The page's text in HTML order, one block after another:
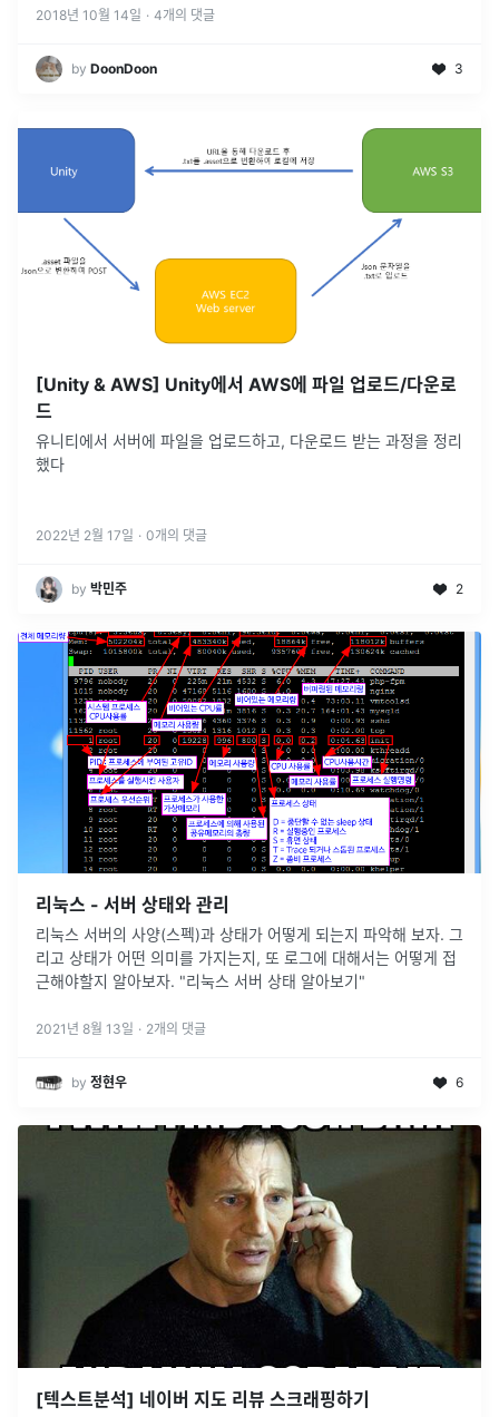
2018년 10월 14일 · 4개의 댓글
by DoonDoon 3
[Unity & AWS] Unity에서 AWS에 파일 업로드/다운로
드
유니티에서 서버에 파일을 업로드하고, 다운로드 받는 과정을 정리
했다
2022년 2월 17일 · 0개의 댓글
by 박민주 2
리눅스 - 서버 상태와 관리
리눅스 서버의 사양(스펙)과 상태가 어떻게 되는지 파악해 보자. 그
리고 상태가 어떤 의미를 가지는지, 또 로그에 대해서는 어떻게 접
근해야할지 알아보자. "리눅스 서버 상태 알아보기"
2021년 8월 13일 · 2개의 댓글
by 정현우 6
[텍스트분석] 네이버 지도 리뷰 스크래핑하기